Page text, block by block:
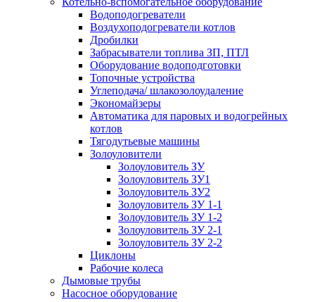
Водоподогреватели
Воздухоподогреватели котлов
Дробилки
Забрасыватели топлива ЗП, ПТЛ
Оборудование водоподготовки
Топочные устройства
Углеподача/ шлакозолоудаление
Экономайзеры
Автоматика для паровых и водогрейных
котлов
Тягодутьевые машины
Золоуловители
Золоуловитель ЗУ
Золоуловитель ЗУ1
Золоуловитель ЗУ2
Золоуловитель ЗУ 1-1
Золоуловитель ЗУ 1-2
Золоуловитель ЗУ 2-1
Золоуловитель ЗУ 2-2
Циклоны
Рабочие колеса
Дымовые трубы
Насосное оборудование